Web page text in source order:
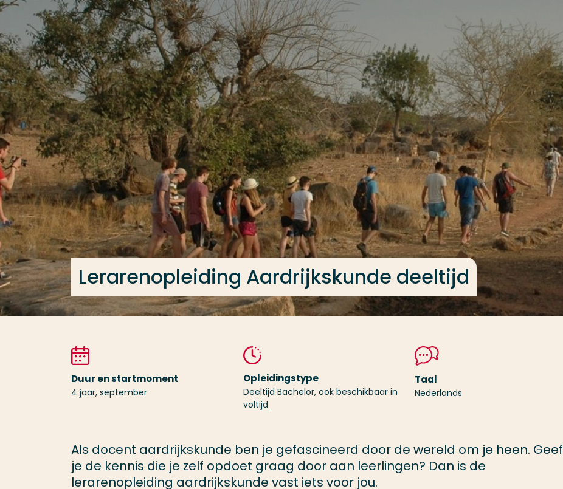
Ga direct naar de content
Lerarenopleiding Aardrijkskunde deeltijd
Duur en startmoment
4 jaar, september
Opleidingstype
Deeltijd Bachelor, ook beschikbaar in
voltijd
Taal
Nederlands
Als docent aardrijkskunde ben je gefascineerd door de wereld om je heen. Geef
je de kennis die je zelf opdoet graag door aan leerlingen? Dan is de
lerarenopleiding aardrijkskunde vast iets voor jou.
Veel gezocht
Opleiding
Contact